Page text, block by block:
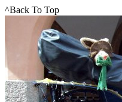
^Back To Top